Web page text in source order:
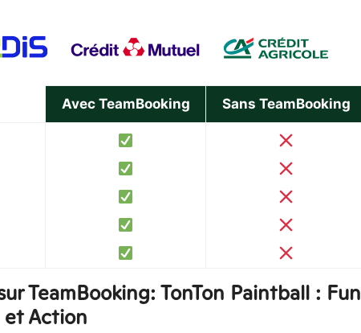
Avec TeamBooking Sans TeamBooking
TeamBooking: TonTon Paintball : Fun
et Action